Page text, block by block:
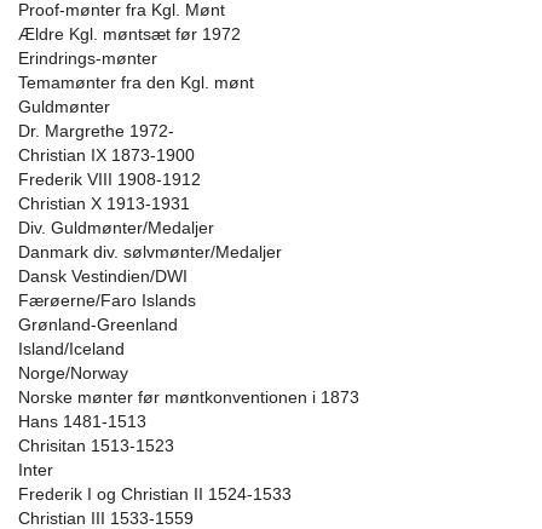
Proof-mønter fra Kgl. Mønt
Ældre Kgl. møntsæt før 1972
Erindrings-mønter
Temamønter fra den Kgl. mønt
Guldmønter
Dr. Margrethe 1972-
Christian IX 1873-1900
Frederik VIII 1908-1912
Christian X 1913-1931
Div. Guldmønter/Medaljer
Danmark div. sølvmønter/Medaljer
Dansk Vestindien/DWI
Færøerne/Faro Islands
Grønland-Greenland
Island/Iceland
Norge/Norway
Norske mønter før møntkonventionen i 1873
Hans 1481-1513
Chrisitan 1513-1523
Inter
Frederik I og Christian II 1524-1533
Christian III 1533-1559